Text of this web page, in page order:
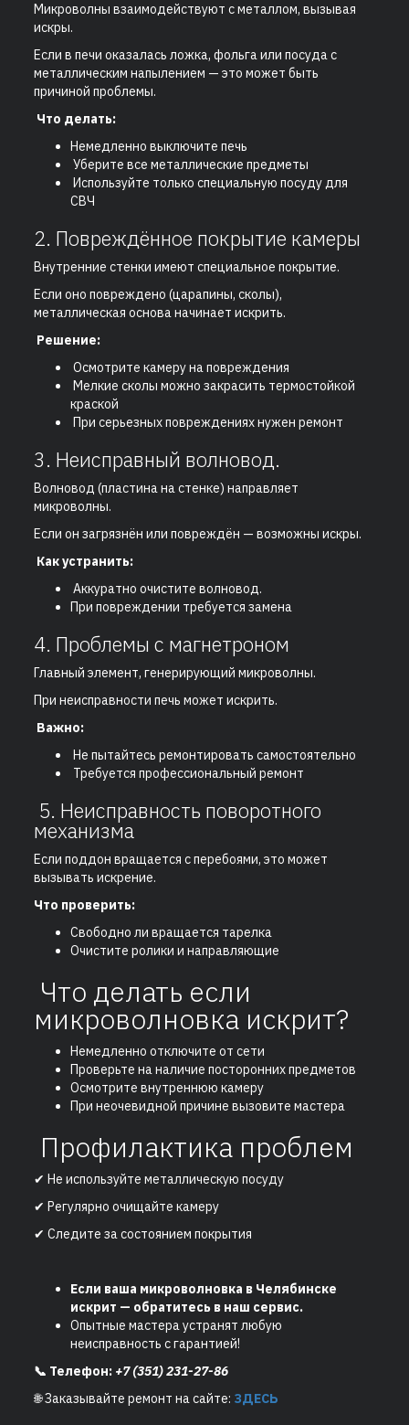
Микроволны взаимодействуют с металлом, вызывая
искры.
Если в печи оказалась ложка, фольга или посуда с
металлическим напылением — это может быть
причиной проблемы.
Что делать:
Немедленно выключите печь
Уберите все металлические предметы
Используйте только специальную посуду для
СВЧ
2. Повреждённое покрытие камеры
Внутренние стенки имеют специальное покрытие.
Если оно повреждено (царапины, сколы),
металлическая основа начинает искрить.
Решение:
Осмотрите камеру на повреждения
Мелкие сколы можно закрасить термостойкой
краской
При серьезных повреждениях нужен ремонт
3. Неисправный волновод.
Волновод (пластина на стенке) направляет
микроволны.
Если он загрязнён или повреждён — возможны искры.
Как устранить:
Аккуратно очистите волновод.
При повреждении требуется замена
4. Проблемы с магнетроном
Главный элемент, генерирующий микроволны.
При неисправности печь может искрить.
Важно:
Не пытайтесь ремонтировать самостоятельно
Требуется профессиональный ремонт
5. Неисправность поворотного
механизма
Если поддон вращается с перебоями, это может
вызывать искрение.
Что проверить:
Свободно ли вращается тарелка
Очистите ролики и направляющие
Что делать если
микроволновка искрит?
Немедленно отключите от сети
Проверьте на наличие посторонних предметов
Осмотрите внутреннюю камеру
При неочевидной причине вызовите мастера
Профилактика проблем
✔ Не используйте металлическую посуду
✔ Регулярно очищайте камеру
✔ Следите за состоянием покрытия
Если ваша микроволновка в Челябинске
искрит — обратитесь в наш сервис.
Опытные мастера устранят любую
неисправность с гарантией!
📞 Телефон: +7 (351) 231-27-86
🌐 Заказывайте ремонт на сайте: ЗДЕСЬ